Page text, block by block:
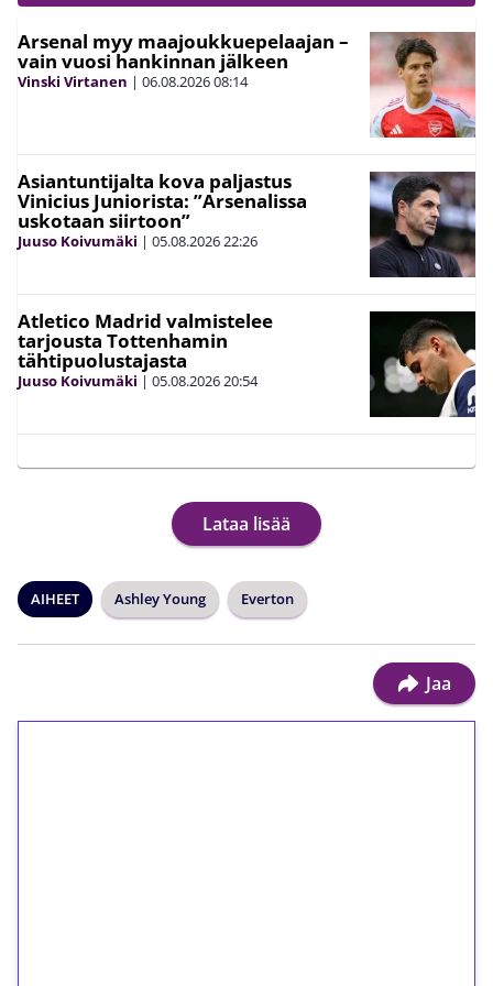
Arsenal myy maajoukkuepelaajan –
vain vuosi hankinnan jälkeen
Vinski Virtanen | 06.08.202608:14
Asiantuntijalta kova paljastus
Vinicius Juniorista: ”Arsenalissa
uskotaan siirtoon”
Juuso Koivumäki | 05.08.202622:26
Atletico Madrid valmistelee
tarjousta Tottenhamin
tähtipuolustajasta
Juuso Koivumäki | 05.08.202620:54
Lataa lisää
AIHEET Ashley Young Everton
Jaa